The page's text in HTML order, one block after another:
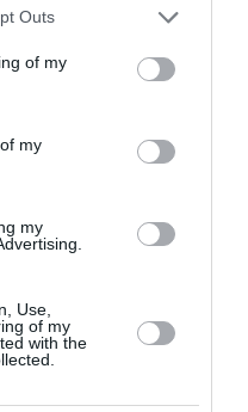
Outs
of my
my
my
Use,
of my
with the
ΖΩΓΡΑΦΟΣ
τελευταία νέα για